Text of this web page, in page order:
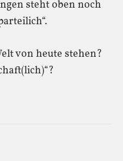
steht oben noch
von heute stehen?